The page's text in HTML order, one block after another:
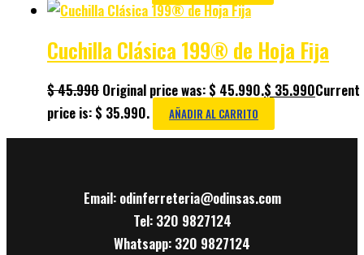
Cuchilla Clásica 199® de Hoja Fija
$45.990 Original price was: $ 45.990.$ 35.990Current
price is: $ 35.990.
AÑADIR AL CARRITO
Email: odinferreteria@odinsas.com
Tel: 320 9827124
Whatsapp: 320 9827124